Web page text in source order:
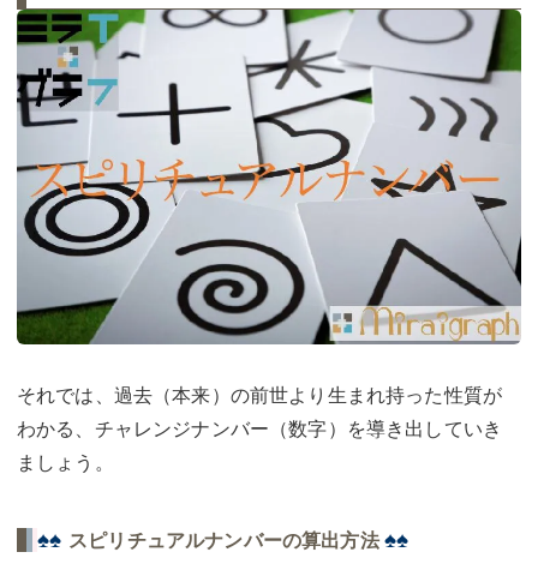
それでは、過去（本来）の前世より生まれ持った性質が
わかる、チャレンジナンバー（数字）を導き出していき
ましょう。
♠♠ スピリチュアルナンバーの算出方法 ♠♠